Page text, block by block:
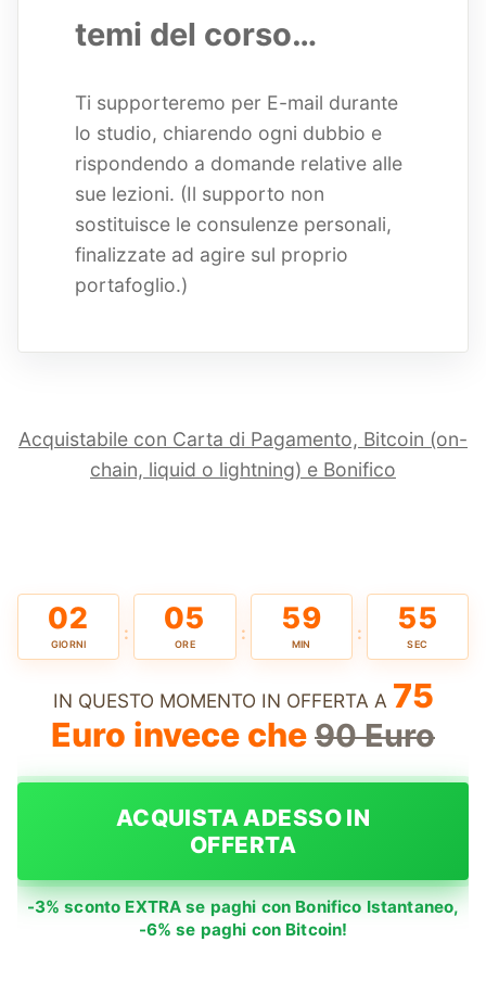
temi del corso…
Ti supporteremo per E-mail durante
lo studio, chiarendo ogni dubbio e
rispondendo a domande relative alle
sue lezioni. (Il supporto non
sostituisce le consulenze personali,
finalizzate ad agire sul proprio
portafoglio.)
Acquistabile con Carta di Pagamento, Bitcoin (on-
chain, liquid o lightning) e Bonifico
02
GIORNI
: 05
ORE
: 59
MIN
: 54
SEC
IN QUESTO MOMENTO IN OFFERTA A 75
Euro invece che 90 Euro
ACQUISTA ADESSO IN
OFFERTA
-3% sconto EXTRA se paghi con Bonifico Istantaneo,
-6% se paghi con Bitcoin!